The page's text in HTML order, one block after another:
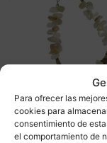
Para ofrecer las
cookies para
consentimiento de
el comportamiento de